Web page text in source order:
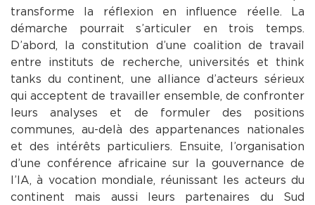
transforme la réflexion en influence réelle. La
démarche pourrait s’articuler en trois temps.
D’abord, la constitution d’une coalition de travail
entre instituts de recherche, universités et think
tanks du continent, une alliance d’acteurs sérieux
qui acceptent de travailler ensemble, de confronter
leurs analyses et de formuler des positions
communes, au-delà des appartenances nationales
et des intérêts particuliers. Ensuite, l’organisation
d’une conférence africaine sur la gouvernance de
l’IA, à vocation mondiale, réunissant les acteurs du
continent mais aussi leurs partenaires du Sud